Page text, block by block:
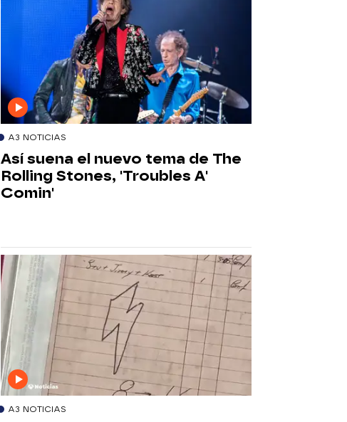
A3 NOTICIAS
Así suena el nuevo tema de The
Rolling Stones, 'Troubles A'
Comin'
A3 NOTICIAS